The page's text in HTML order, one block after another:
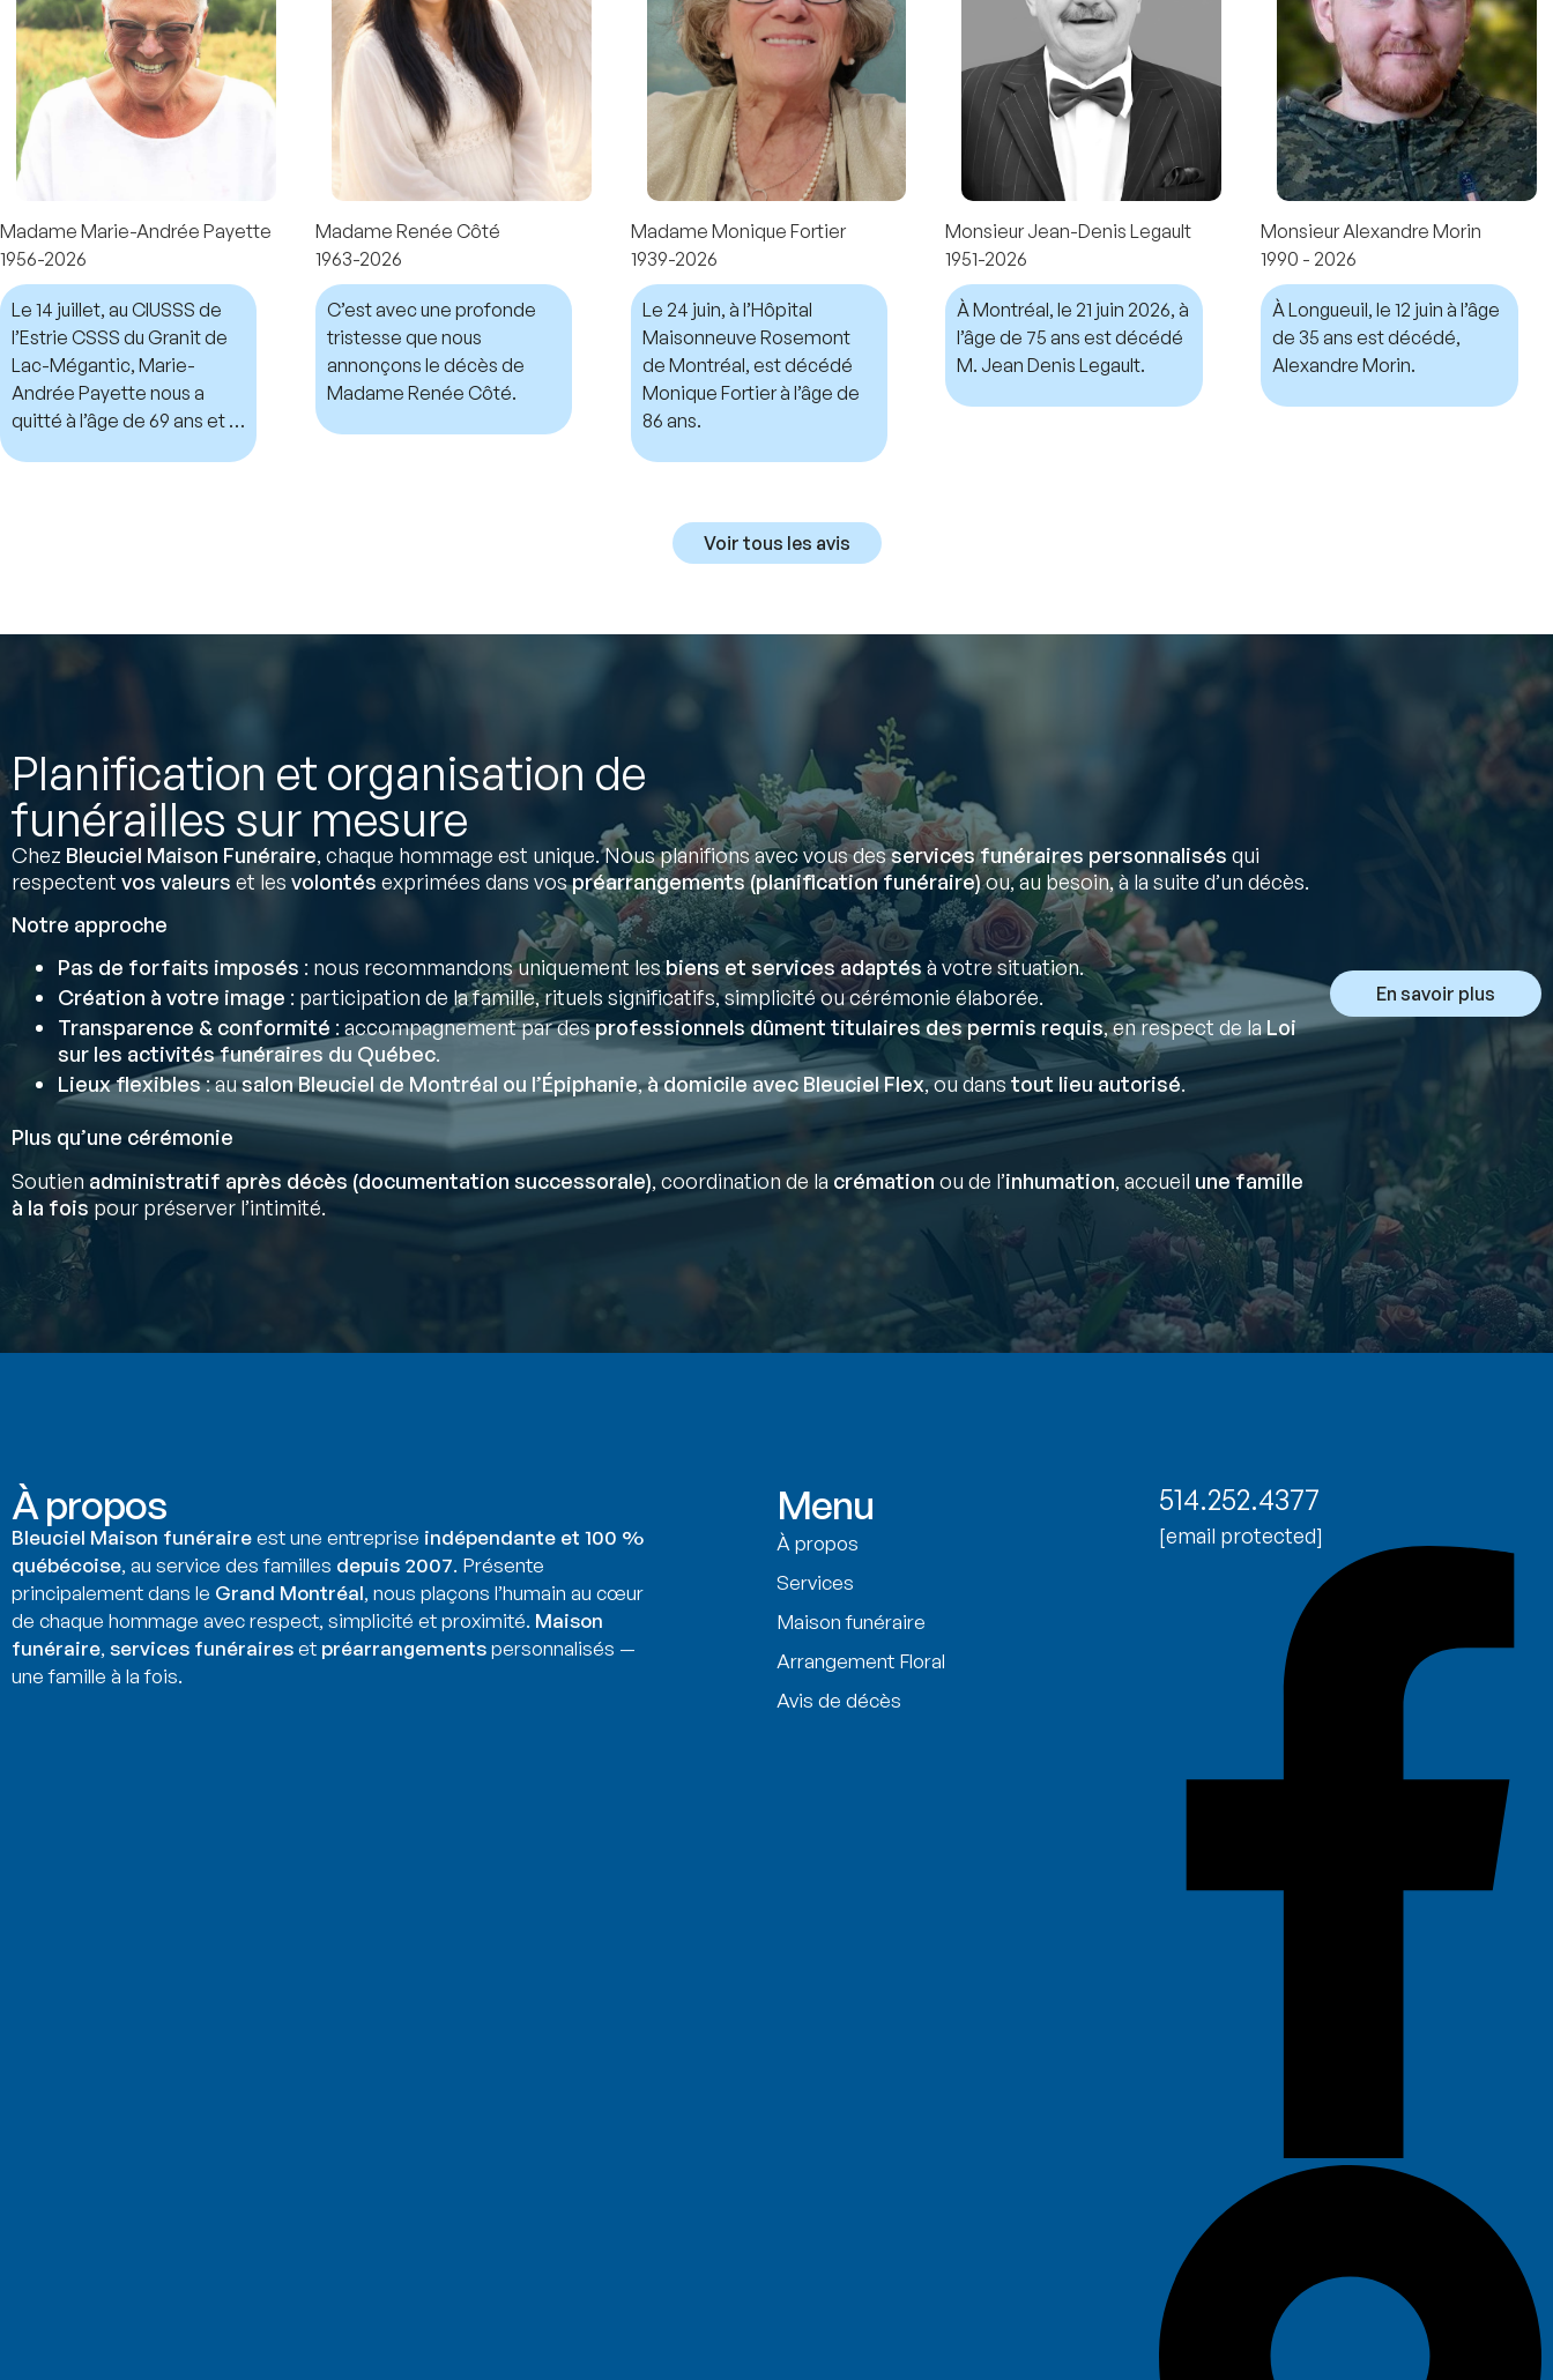
Madame Marie-Andrée Payette
1956-2026
Le 14 juillet, au CIUSSS de
l’Estrie CSSS du Granit de
Lac-Mégantic, Marie-
Andrée Payette nous a
quitté à l’âge de 69 ans et 7
Madame Renée Côté
1963-2026
C’est avec une profonde
tristesse que nous
annonçons le décès de
Madame Renée Côté.
Madame Monique Fortier
1939-2026
Le 24 juin, à l’Hôpital
Maisonneuve Rosemont
de Montréal, est décédé
Monique Fortier à l’âge de
86 ans.
Monsieur Jean-Denis Legault
1951-2026
À Montréal, le 21 juin 2026, à
l’âge de 75 ans est décédé
M. Jean Denis Legault.
Monsieur Alexandre Morin
1990 - 2026
À Longueuil, le 12 juin à l’âge
de 35 ans est décédé,
Alexandre Morin.
Voir tous les avis
Planification et organisation de
funérailles sur mesure
Chez Bleuciel Maison Funéraire, chaque hommage est unique. Nous planifions avec vous desservices funéraires personnalisés qui
respectent vos valeurs et les volontés exprimées dans vospréarrangements (planification funéraire)ou, au besoin, à la suite d’un décès.
Notre approche
Pas de forfaits imposés : nous recommandons uniquement lesbiens et services adaptésà votre situation.
Création à votre image : participation de la famille, rituels significatifs, simplicité ou cérémonie élaborée.
Transparence & conformité : accompagnement par desprofessionnels dûment titulaires des permis requis, en respect de la Loi
sur les activités funéraires du Québec.
Lieux flexibles: ausalon Bleuciel de Montréal ou l’Épiphanie,à domicile avec Bleuciel Flex, ou dans tout lieu autorisé.
Plus qu’une cérémonie
Soutien administratif après décès (documentation successorale), coordination de la crémation ou de l’inhumation, accueil une famille
à la fois pour préserver l’intimité.
En savoir plus
À propos
Bleuciel Maison funéraireest une entreprise indépendante et 100 %
québécoise, au service des familles depuis 2007. Présente
principalement dans le Grand Montréal, nous plaçons l’humain au cœur
de chaque hommage avec respect, simplicité et proximité. Maison
funéraire, services funéraireset préarrangementspersonnalisés —
une famille à la fois.
Menu
À propos
Services
Maison funéraire
Arrangement Floral
Avis de décès
514.252.4377
[email protected]